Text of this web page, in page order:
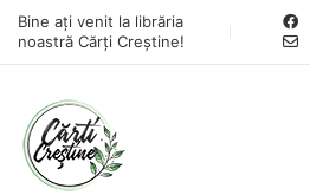
Bine ați venit la librăria
noastră Cărți Creștine!